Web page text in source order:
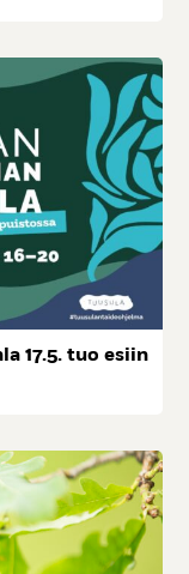
17.5. tuo esiin